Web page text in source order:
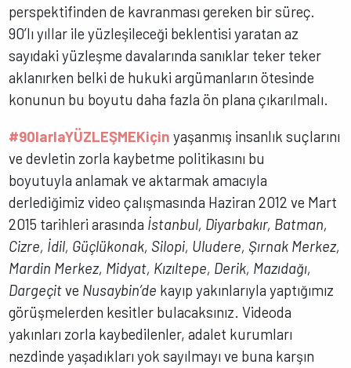
perspektifinden de kavranması gereken bir süreç.
90’lı yıllar ile yüzleşileceği beklentisi yaratan az
sayıdaki yüzleşme davalarında sanıklar teker teker
aklanırken belki de hukuki argümanların ötesinde
konunun bu boyutu daha fazla ön plana çıkarılmalı.
#90larlaYÜZLEŞMEKiçin yaşanmış insanlık suçlarını
ve devletin zorla kaybetme politikasını bu
boyutuyla anlamak ve aktarmak amacıyla
derlediğimiz video çalışmasında Haziran 2012 ve Mart
2015 tarihleri arasında İstanbul, Diyarbakır, Batman,
Cizre, İdil, Güçlükonak, Silopi, Uludere, Şırnak Merkez,
Mardin Merkez, Midyat, Kızıltepe, Derik, Mazıdağı,
Dargeçitve Nusaybin’de kayıp yakınlarıyla yaptığımız
görüşmelerden kesitler bulacaksınız. Videoda
yakınları zorla kaybedilenler, adalet kurumları
nezdinde yaşadıkları yok sayılmayı ve buna karşın